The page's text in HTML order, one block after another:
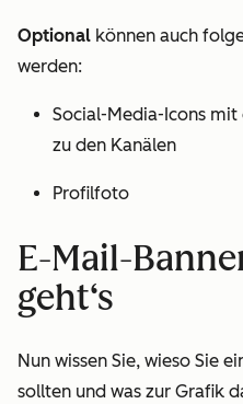
Optional können auch
werden:
Social-Media-Icons
zu den Kanälen
Profilfoto
E-Mail-
geht‘s
Nun wissen Sie, wieso Sie
sollten und was zur Grafik